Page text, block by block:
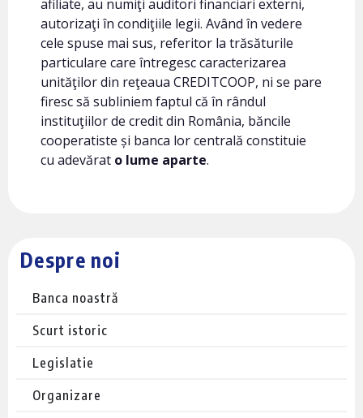
Despre noi
Banca noastră
Scurt istoric
Legislatie
Organizare
afiliate, au numiţi auditori financiari externi,
autorizaţi în condiţiile legii. Având în vedere
cele spuse mai sus, referitor la trăsăturile
particulare care întregesc caracterizarea
unităţilor din reţeaua CREDITCOOP, ni se pare
firesc să subliniem faptul că în rândul
instituţiilor de credit din România, băncile
cooperatiste și banca lor centrală constituie
cu adevărat o lume aparte.